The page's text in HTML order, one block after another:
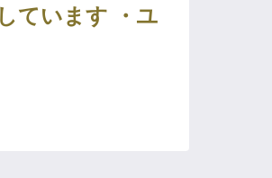
ています ・ユ